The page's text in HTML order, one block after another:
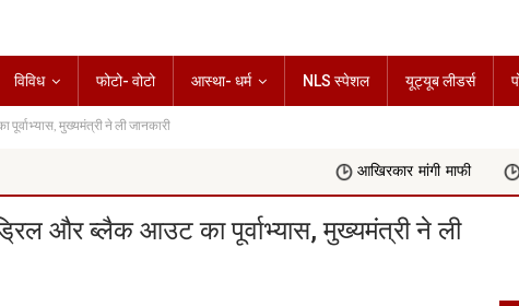
विविध फोटो- वोटो आस्था- धर्म NLS स्पेशल यूट्यूब लीडर्स
मुख्यमंत्री ने ली जानकारी
आखिरकार मांगी माफी Rashifal Today
और ब्लैक आउट का पूर्वाभ्यास, मुख्यमंत्री ने ली